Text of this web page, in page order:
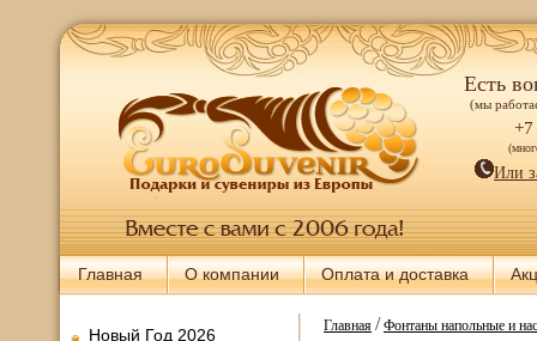
Есть
(мы
+7
Или
Главная О компании Оплата и доставка
Новый Год 2026
Главная/Фонтаны напольные и